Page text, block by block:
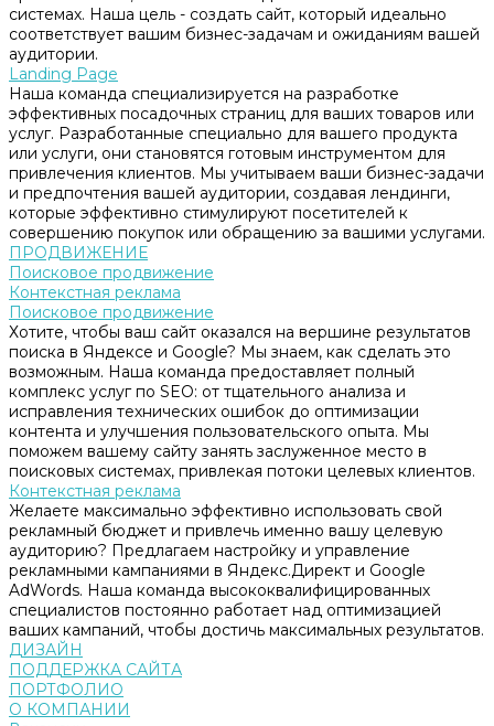
системах. Наша цель - создать сайт, который идеально
соответствует вашим бизнес-задачам и ожиданиям вашей
аудитории.
Landing Page
Наша команда специализируется на разработке
эффективных посадочных страниц для ваших товаров или
услуг. Разработанные специально для вашего продукта
или услуги, они становятся готовым инструментом для
привлечения клиентов. Мы учитываем ваши бизнес-задачи
и предпочтения вашей аудитории, создавая лендинги,
которые эффективно стимулируют посетителей к
совершению покупок или обращению за вашими услугами.
ПРОДВИЖЕНИЕ
Поисковое продвижение
Контекстная реклама
Поисковое продвижение
Хотите, чтобы ваш сайт оказался на вершине результатов
поиска в Яндексе и Google? Мы знаем, как сделать это
возможным. Наша команда предоставляет полный
комплекс услуг по SEO: от тщательного анализа и
исправления технических ошибок до оптимизации
контента и улучшения пользовательского опыта. Мы
поможем вашему сайту занять заслуженное место в
поисковых системах, привлекая потоки целевых клиентов.
Контекстная реклама
Желаете максимально эффективно использовать свой
рекламный бюджет и привлечь именно вашу целевую
аудиторию? Предлагаем настройку и управление
рекламными кампаниями в Яндекс.Директ и Google
AdWords. Наша команда высококвалифицированных
специалистов постоянно работает над оптимизацией
ваших кампаний, чтобы достичь максимальных результатов.
ДИЗАЙН
ПОДДЕРЖКА САЙТА
ПОРТФОЛИО
О КОМПАНИИ